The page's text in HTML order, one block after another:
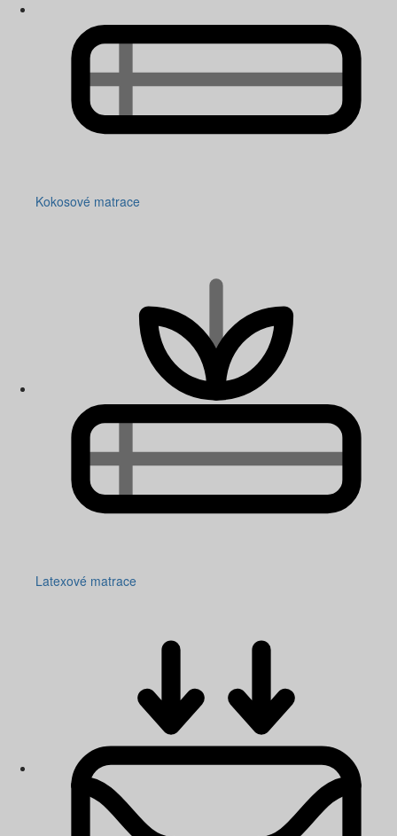
Kokosové matrace
Latexové matrace